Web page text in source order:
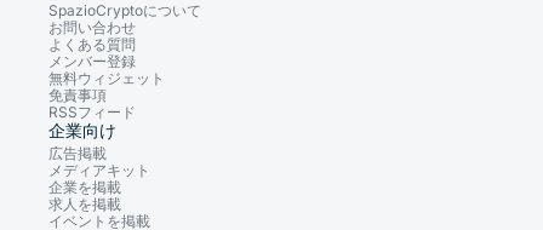
SpazioCryptoについて
お問い合わせ
よくある質問
メンバー登録
無料ウィジェット
免責事項
RSSフィード
企業向け
広告掲載
メディアキット
企業を掲載
求人を掲載
イベントを掲載